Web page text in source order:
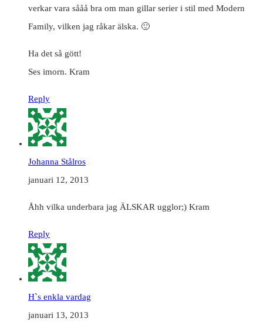
verkar vara sååå bra om man gillar serier i stil med Modern
Family, vilken jag råkar älska. 🙂
Ha det så gött!
Ses imorn. Kram
Reply
Johanna Stålros
januari 12, 2013
Åhh vilka underbara jag ÄLSKAR ugglor;) Kram
Reply
H`s enkla vardag
januari 13, 2013